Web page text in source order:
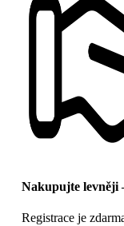
Nakupujte levněji
Registrace je